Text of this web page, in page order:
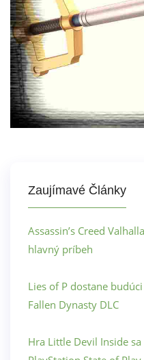
Zaujímavé Články
Assassin’s Creed
hlavný príbeh
Lies of P dostane
Fallen Dynasty DLC
Hra Little Devil Inside